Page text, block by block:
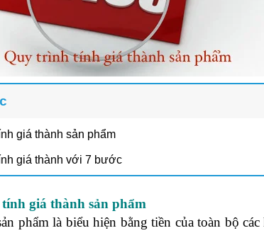
giá thành sản phẩm
giá thành với 7 bước
giá thành sản phẩm
phẩm là biểu hiện bằng tiền của toàn bộ